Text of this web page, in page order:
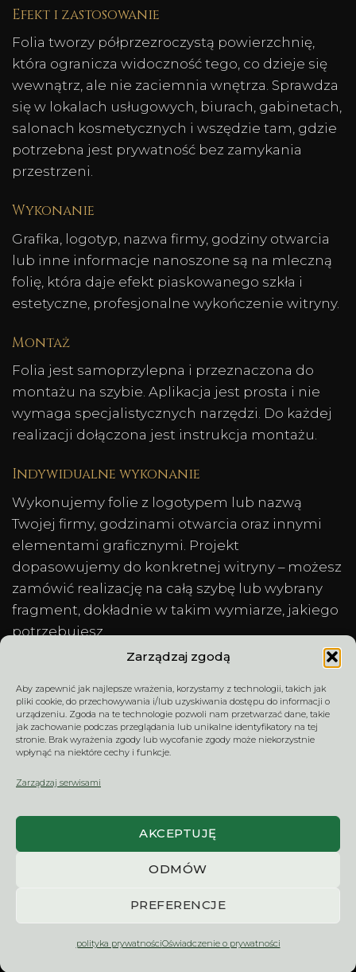
Zarządzaj zgodą
Aby zapewnić jak najlepsze wrażenia, korzystamy z technologii, takich jak
pliki cookie, do przechowywania i/lub uzyskiwania dostępu do informacji o
urządzeniu. Zgoda na te technologie pozwoli nam przetwarzać dane, takie
jak zachowanie podczas przeglądania lub unikalne identyfikatory na tej
stronie. Brak wyrażenia zgody lub wycofanie zgody może niekorzystnie
wpłynąć na niektóre cechy i funkcje.
Zarządzaj serwisami
AKCEPTUJĘ
ODMÓW
PREFERENCJE
polityka prywatnościOświadczenie o prywatności
Efekt i zastosowanie
Folia tworzy półprzezroczystą powierzchnię,
która ogranicza widoczność tego, co dzieje się
wewnątrz, ale nie zaciemnia wnętrza. Sprawdza
się w lokalach usługowych, biurach, gabinetach,
salonach kosmetycznych i wszędzie tam, gdzie
potrzebna jest prywatność bez zamykania
przestrzeni.
Wykonanie
Grafika, logotyp, nazwa firmy, godziny otwarcia
lub inne informacje nanoszone są na mleczną
folię, która daje efekt piaskowanego szkła i
estetyczne, profesjonalne wykończenie witryny.
Montaż
Folia jest samoprzylepna i przeznaczona do
montażu na szybie. Aplikacja jest prosta i nie
wymaga specjalistycznych narzędzi. Do każdej
realizacji dołączona jest instrukcja montażu.
Indywidualne wykonanie
Wykonujemy folie z logotypem lub nazwą
Twojej firmy, godzinami otwarcia oraz innymi
elementami graficznymi. Projekt
dopasowujemy do konkretnej witryny – możesz
zamówić realizację na całą szybę lub wybrany
fragment, dokładnie w takim wymiarze, jakiego
potrzebujesz.
TERMIN DOSTAWY –
CZAS REALIZACJI
REGULAMIN
SPRZEDAŻY
REKLAMACJE
NaklejkiNaSzyby.pl | NMart sp. z o.o. – dekoracje na
szkło, witryny firmowe, witraże i logo 3D na wymiar. Od
ponad 20 lat projektujemy i produkujemy rozwiązania
dla klientów indywidualnych, firm i instytucji.
zastrzeżone.